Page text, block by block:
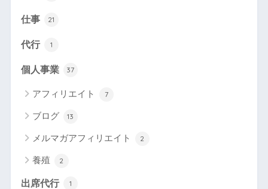
仕事 21
代行 1
個人事業 37
アフィリエイト 7
ブログ 13
メルマガアフィリエイト 2
養殖 2
出席代行 1